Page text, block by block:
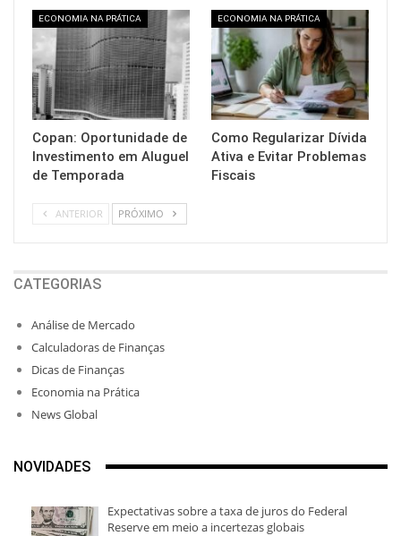
ECONOMIA NA PRÁTICA
Copan: Oportunidade de
Investimento em Aluguel
de Temporada
ECONOMIA NA PRÁTICA
Como Regularizar Dívida
Ativa e Evitar Problemas
Fiscais
ANTERIOR PRÓXIMO
CATEGORIAS
Análise de Mercado
Calculadoras de Finanças
Dicas de Finanças
Economia na Prática
News Global
NOVIDADES
Expectativas sobre a taxa de juros do Federal
Reserve em meio a incertezas globais